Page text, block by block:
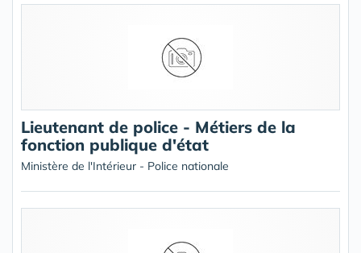
Lieutenant de police - Métiers de la
fonction publique d'état
Ministère de l'Intérieur - Police nationale